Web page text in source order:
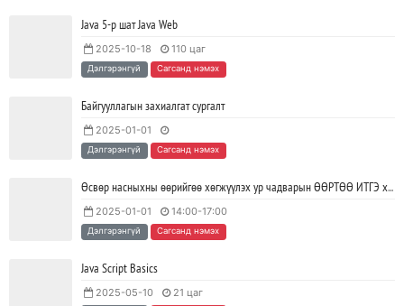
JAVA программчлалын хэлний олимпиад амжилттай зохион
байгуулагдлаа.
2023/05/15 SHARE
Java VS Python: Аль хэлийг түрүүлж сурах вэ?
Ажил дээрээ сайн найзтай байх нь ажлын бүтээмж
нэмэгдүүлж, тогтвортой ажиллах суурь болдог
2023/04/25 SHARE
Java 5-р шат Java Web
2025-10-18 110 цаг
Дэлгэрэнгүй Сагсанд нэмэх
Байгууллагын захиалгат сургалт
2025-01-01
Дэлгэрэнгүй Сагсанд нэмэх
Өсвөр насныхны өөрийгөө хөгжүүлэх ур чадварын ӨӨРТӨӨ ИТГЭ хөтөлбөр
2025-01-01 14:00-17:00
Дэлгэрэнгүй Сагсанд нэмэх
Java Script Basics
2025-05-10 21 цаг